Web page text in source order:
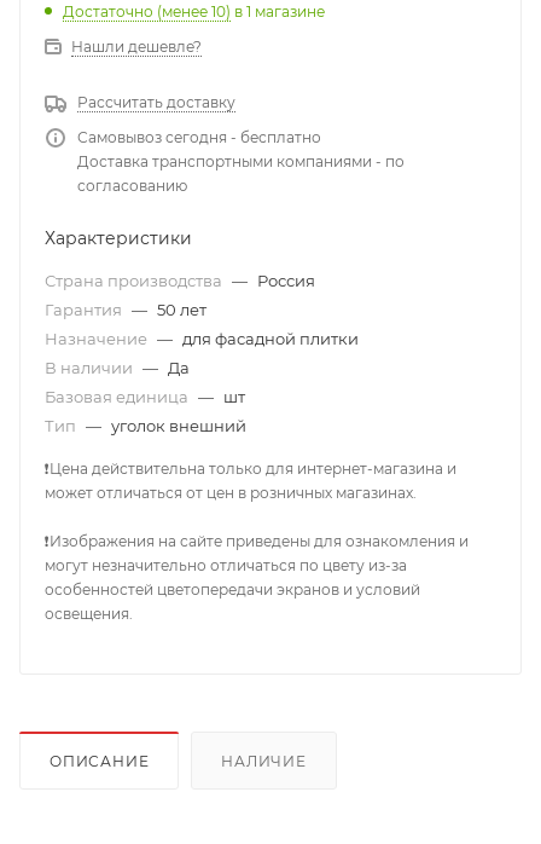
Достаточно (менее 10) в 1 магазине
Нашли дешевле?
Рассчитать доставку
Самовывоз сегодня - бесплатно
Доставка транспортными компаниями - по
согласованию
Характеристики
Страна производства — Россия
Гарантия — 50 лет
Назначение — для фасадной плитки
В наличии — Да
Базовая единица — шт
Тип — уголок внешний
❗Цена действительна только для интернет-магазина и
может отличаться от цен в розничных магазинах.
❗Изображения на сайте приведены для ознакомления и
могут незначительно отличаться по цвету из-за
особенностей цветопередачи экранов и условий
освещения.
ОПИСАНИЕ НАЛИЧИЕ